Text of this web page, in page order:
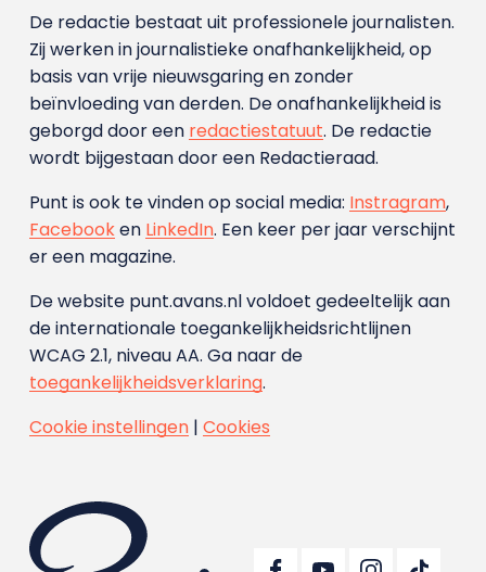
De redactie bestaat uit professionele journalisten.
Zij werken in journalistieke onafhankelijkheid, op
basis van vrije nieuwsgaring en zonder
beïnvloeding van derden. De onafhankelijkheid is
geborgd door een redactiestatuut. De redactie
wordt bijgestaan door een Redactieraad.
Punt is ook te vinden op social media: Instragram,
Facebooken LinkedIn. Een keer per jaar verschijnt
er een magazine.
De website punt.avans.nl voldoet gedeeltelijk aan
de internationale toegankelijkheidsrichtlijnen
WCAG 2.1, niveau AA. Ga naar de
toegankelijkheidsverklaring.
Cookie instellingen| Cookies